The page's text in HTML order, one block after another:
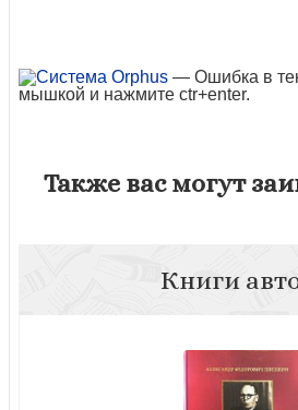
— Ошибка в
мышкой и нажмите ctr+enter.
Также вас могут
Книги